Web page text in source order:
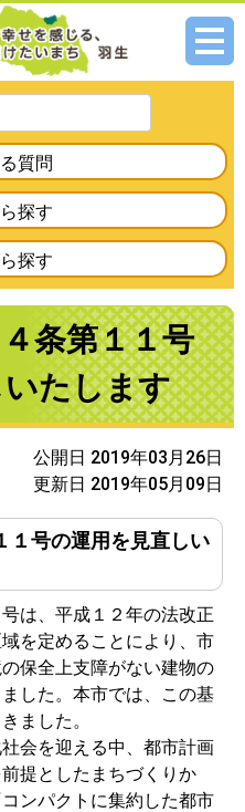
メニ
質問
探す
探す
条第１１号
たします
公開日 2019年03月26日
更新日 2019年05月09日
１号の運用を見直しい
は、平成１２年の法改正
を定めることにより、市
保全上支障がない建物の
した。本市では、この基
ました。
会を迎える中、都市計画
提としたまちづくりか
ンパクトに集約した都市